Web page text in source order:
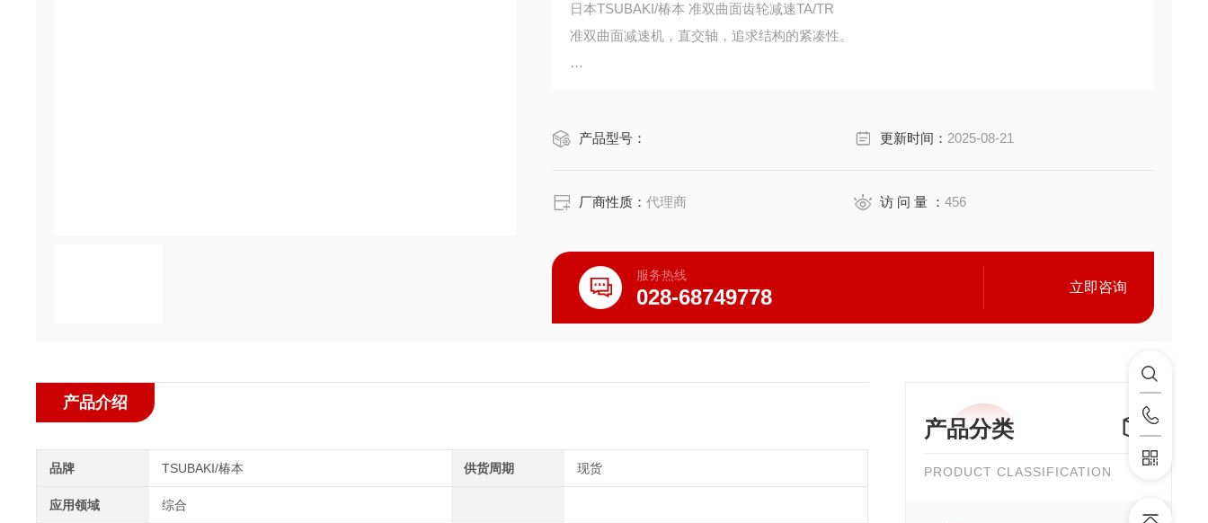
日本TSUBAKI/椿本 准双曲面齿轮减速TA/TR
准双曲面减速机，直交轴，追求结构的紧凑性。
・可提供带伺服电机的类型，另有其他丰富选项可供选择。
・已封入润滑脂，可直接使用。安装自由方向无限制。
产品型号： 更新时间： 2025-08-21
厂商性质：代理商 访 问 量 ：456
服务热线
028-68749778 立即咨询
产品分类
PRODUCT CLASSIFICATION
产品介绍
品牌 TSUBAKI/椿本 供货周期 现货
应用领域 综合